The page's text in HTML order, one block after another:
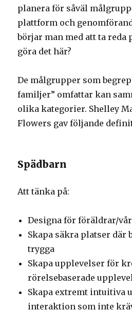
planera för såväl
plattform och
börjar man med att ta reda
göra det här?
De målgrupper som
familjer” omfattar kan
olika kategorier. Shelley
Flowers gav följande
Spädbarn
Att tänka på:
Designa för föräldrar/
Skapa säkra platser där
trygga
Skapa upplevelser för
rörelsebaserade
Skapa extremt intuitiva
interaktion som inte